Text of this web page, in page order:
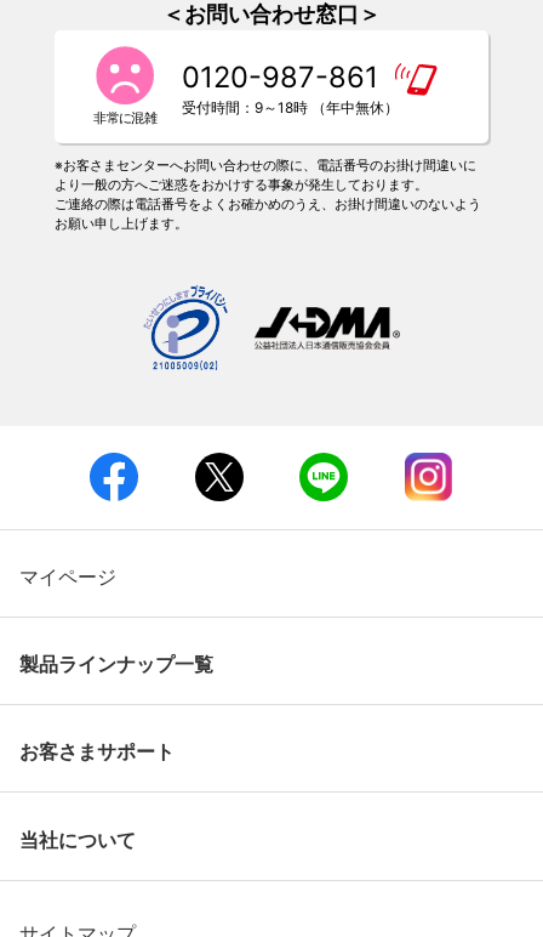
＜お問い合わせ窓口＞
0120-987-861
受付時間：9～18時 （年中無休）
※お客さまセンターへお問い合わせの際に、電話番号のお掛け間違いに
より一般の方へご迷惑をおかけする事象が発生しております。
ご連絡の際は電話番号をよくお確かめのうえ、お掛け間違いのないよう
お願い申し上げます。
マイページ
製品ラインナップ一覧
お客さまサポート
当社について